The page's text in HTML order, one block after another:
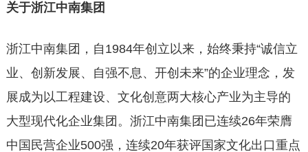
关于浙江中南集团
浙江中南集团，自1984年创立以来，始终秉持“诚信立
业、创新发展、自强不息、开创未来”的企业理念，发
展成为以工程建设、文化创意两大核心产业为主导的
大型现代化企业集团。浙江中南集团已连续26年荣膺
中国民营企业500强，连续20年获评国家文化出口重点